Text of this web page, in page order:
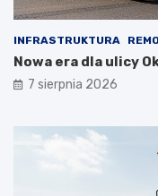
INFRASTRUKTURA
Nowa era dla ulicy
7 sierpnia 2026